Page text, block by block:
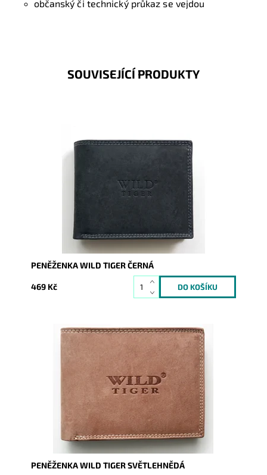
občanský či technický průkaz se vejdou
SOUVISEJÍCÍ PRODUKTY
Dostupnost:
Skladem
PENĚŽENKA WILD TIGER ČERNÁ
469 Kč
Dostupnost:
246
2 roky
PENĚŽENKA WILD TIGER SVĚTLEHNĚDÁ